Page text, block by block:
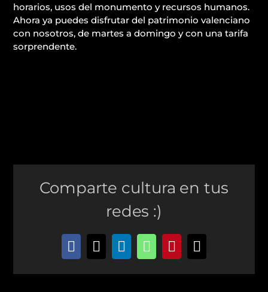
horarios, usos del monumento y recursos humanos.
Ahora ya puedes disfrutar del patrimonio valenciano
con nosotros, de martes a domingo y con una tarifa
sorprendente.
Comparte cultura en tus
redes :)
Facebook
X LinkedIn
WhatsApp
Pinterest
Correo